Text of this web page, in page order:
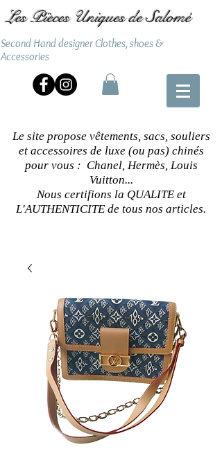
Les Pièces Uniques de Salomé
Second Hand designer Clothes, shoes &
Accessories
Le site propose vêtements, sacs, souliers
et accessoires de luxe (ou pas) chinés
pour vous : Chanel, Hermès, Louis
Vuitton...
Nous certifions la QUALITE et
L'AUTHENTICITE de tous nos articles.